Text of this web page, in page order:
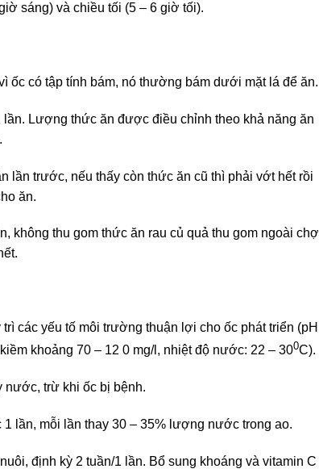
sáng) và chiều tối (5 – 6 giờ tối).
ốc có tập tính bám, nó thường bám dưới mặt lá để
Lượng thức ăn được điều chỉnh theo khả năng ăn
lần trước, nếu thấy còn thức ăn cũ thì phải vớt hết rồi
ăn.
không thu gom thức ăn rau củ quả thu gom ngoài
các yếu tố môi trường thuận lợi cho ốc phát triển
khoảng 70 – 12 0 mg/l, nhiệt độ nước: 22 – 300C).
nước, trừ khi ốc bị bệnh.
lần, mỗi lần thay 30 – 35% lượng nước trong ao.
định kỳ 2 tuần/1 lần. Bổ sung khoáng và vitamin C